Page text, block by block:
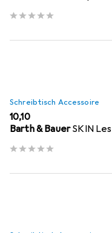
Schreibtisch Accessoire
EUR
10,10
Barth & BauerSKIN